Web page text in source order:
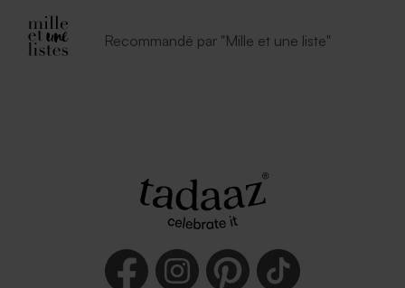
Recommandé par "Mille et une liste"